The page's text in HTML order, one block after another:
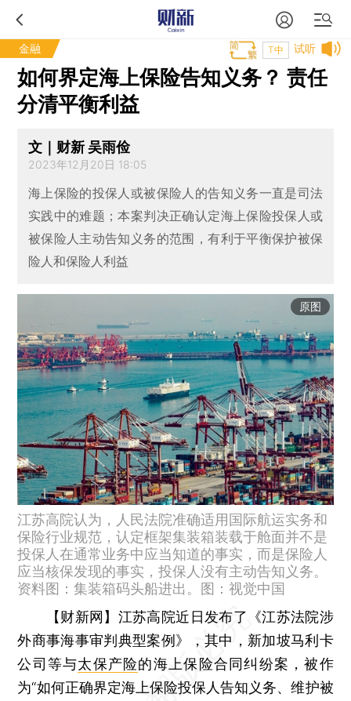
金融 试听
T中
如何界定海上保险告知义务？ 责任
分清平衡利益
文｜财新 吴雨俭
2023年12月20日 18:05
海上保险的投保人或被保险人的告知义务一直是司法
实践中的难题；本案判决正确认定海上保险投保人或
被保险人主动告知义务的范围，有利于平衡保护被保
险人和保险人利益
原图
江苏高院认为，人民法院准确适用国际航运实务和
保险行业规范，认定框架集装箱装载于舱面并不是
投保人在通常业务中应当知道的事实，而是保险人
应当核保发现的事实，投保人没有主动告知义务。
资料图：集装箱码头船进出。图：视觉中国
【财新网】 江苏高院近日发布了《江苏法院涉
外商事海事审判典型案例》，其中，新加坡马利卡
公司等与太保产险的海上保险合同纠纷案，被作
为“如何正确界定海上保险投保人告知义务、维护被